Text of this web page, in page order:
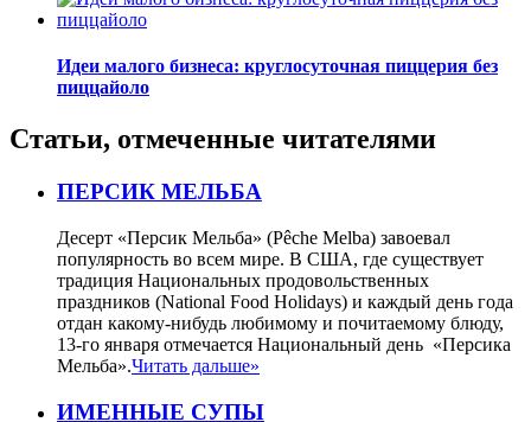
Идеи малого бизнеса: круглосуточная пиццерия без
пиццайоло
Статьи, отмеченные читателями
ПЕРСИК МЕЛЬБА
Десерт «Персик Мельба» (Pêche Melba) завоевал
популярность во всем мире. В США, где существует
традиция Национальных продовольственных
праздников (National Food Holidays) и каждый день года
отдан какому-нибудь любимому и почитаемому блюду,
13-го января отмечается Национальный день «Персика
Мельба».Читать дальше»
ИМЕННЫЕ СУПЫ